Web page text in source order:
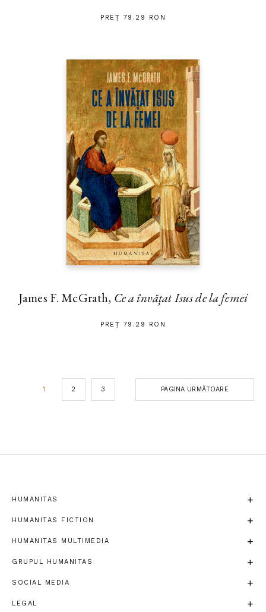
PREȚ 79.29 RON
James F. McGrath, Ce a învățat Isus de la femei
PREȚ 79.29 RON
1 2 3 PAGINA URMĂTOARE
HUMANITAS
HUMANITAS FICTION
HUMANITAS MULTIMEDIA
GRUPUL HUMANITAS
SOCIAL MEDIA
LEGAL